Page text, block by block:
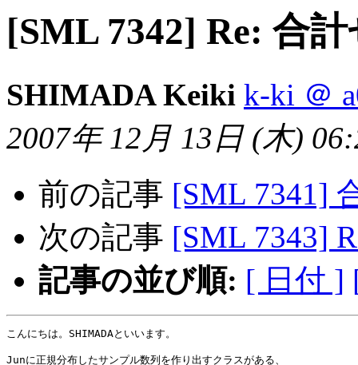
[SML 7342] Re: 合
SHIMADA Keiki k-ki ＠
2007年 12月 13日 (木)
前の記事 [SML 7341]
次の記事 [SML 7343]
記事の並び順: [ 日付 ]
こんにちは。SHIMADAといいます。
Junに正規分布したサンプル数列を作り出すクラスがある、